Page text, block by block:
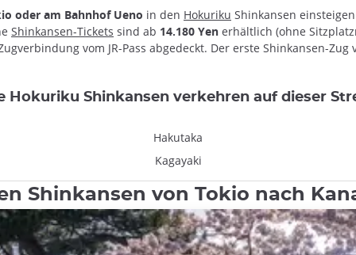
oder am Bahnhof Ueno in den Hokuriku Shinkansen
Shinkansen-Tickets sind ab 14.180 Yen erhältlich (ohne
vom JR-Pass abgedeckt. Der erste Shinkansen-
Hokuriku Shinkansen verkehren auf dieser
Hakutaka
Kagayaki
Shinkansen von Tokio nach